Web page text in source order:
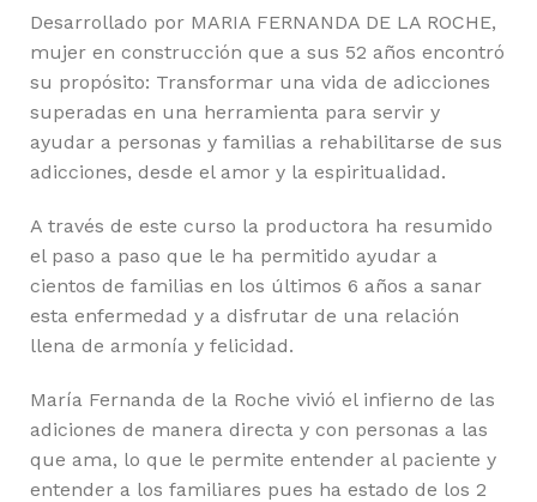
Desarrollado por MARIA FERNANDA DE LA ROCHE,
mujer en construcción que a sus 52 años encontró
su propósito: Transformar una vida de adicciones
superadas en una herramienta para servir y
ayudar a personas y familias a rehabilitarse de sus
adicciones, desde el amor y la espiritualidad.
A través de este curso la productora ha resumido
el paso a paso que le ha permitido ayudar a
cientos de familias en los últimos 6 años a sanar
esta enfermedad y a disfrutar de una relación
llena de armonía y felicidad.
María Fernanda de la Roche vivió el infierno de las
adiciones de manera directa y con personas a las
que ama, lo que le permite entender al paciente y
entender a los familiares pues ha estado de los 2